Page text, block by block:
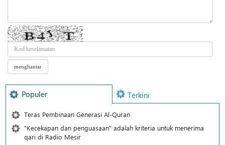
Populer Terkini
Teras Pembinaan Generasi Al-Quran
"Kecekapan dan penguasaan" adalah kriteria untuk menerima
qari di Radio Mesir